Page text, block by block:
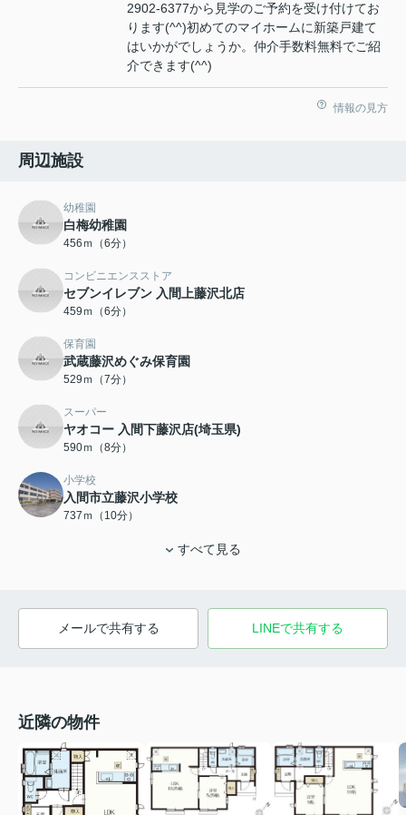
2902-6377から見学のご予約を受け付けてお
ります(^^)初めてのマイホームに新築戸建て
はいかがでしょうか。仲介手数料無料でご紹
介できます(^^)
情報の見方
周辺施設
幼稚園
白梅幼稚園
456ｍ（6分）
コンビニエンスストア
セブンイレブン 入間上藤沢北店
459ｍ（6分）
保育園
武蔵藤沢めぐみ保育園
529ｍ（7分）
スーパー
ヤオコー 入間下藤沢店(埼玉県)
590ｍ（8分）
小学校
入間市立藤沢小学校
737ｍ（10分）
すべて見る
メールで共有する LINEで共有する
近隣の物件